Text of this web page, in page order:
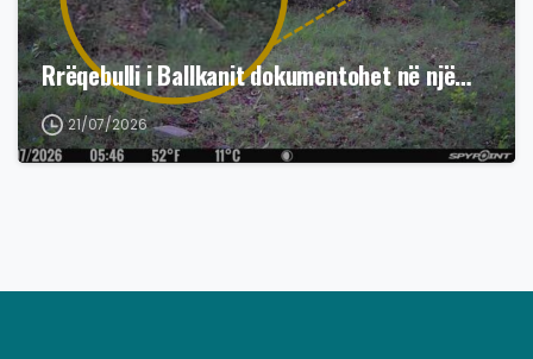
Rrëqebulli i Ballkanit dokumentohet në një…
21/07/2026